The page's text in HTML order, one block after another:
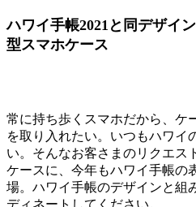
ハワイ手帳2021と同デザイ
型スマホケース
常に持ち歩くスマホだから、ケ
を取り入れたい。いつもハワイ
い。そんなお客さまのリクエス
ケースに、今年もハワイ手帳の
場。ハワイ手帳のデザインと組
ディネートしてください。